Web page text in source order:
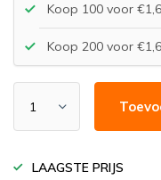
Koop 100 voor
Koop 200 voor
LAAGSTE PRIJS